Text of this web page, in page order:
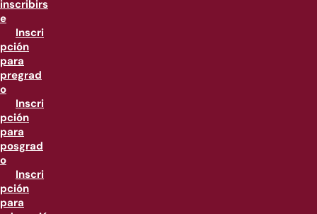
inscribirs
e
Inscri
pción
para
pregrad
o
Inscri
pción
para
posgrad
o
Inscri
pción
para